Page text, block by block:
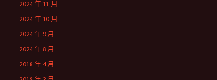
2024 年 11 月
2024 年 10 月
2024 年 9 月
2024 年 8 月
2018 年 4 月